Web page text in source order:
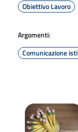
Obiettivo Lavoro
Argomenti:
Comunicazione